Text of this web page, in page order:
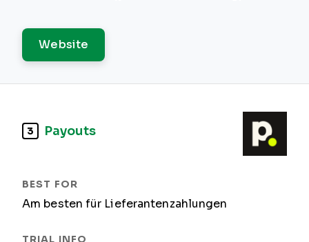
Website
3 Payouts
Am besten für Lieferantenzahlungen